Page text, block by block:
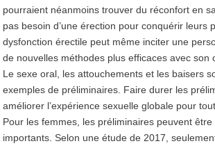
pourraient néanmoins trouver du réconfort en
pas besoin d’une érection pour conquérir leurs
dysfonction érectile peut même inciter une
de nouvelles méthodes plus efficaces avec son
Le sexe oral, les attouchements et les baisers
exemples de préliminaires. Faire durer les
améliorer l’expérience sexuelle globale pour
Pour les femmes, les préliminaires peuvent
importants. Selon une étude de 2017,